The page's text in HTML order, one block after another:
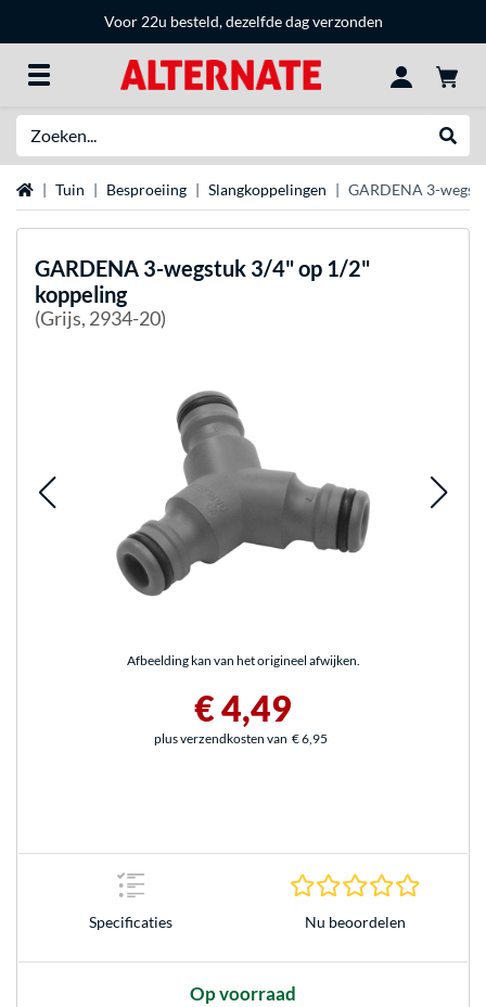
Voor 22u besteld, dezelfde dag verzonden
HomeTuin Besproeiing Slangkoppelingen GARDENA 3-
GARDENA 3-wegstuk 3/4" op 1/2"
koppeling
(Grijs, 2934-20)
Afbeelding kan van het origineel afwijken.
€ 4,49
plus verzendkosten van € 6,95
Specificaties Nu beoordelen
Op voorraad